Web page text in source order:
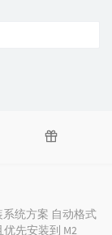
章
系统方案 自动格式
先安装到 M2